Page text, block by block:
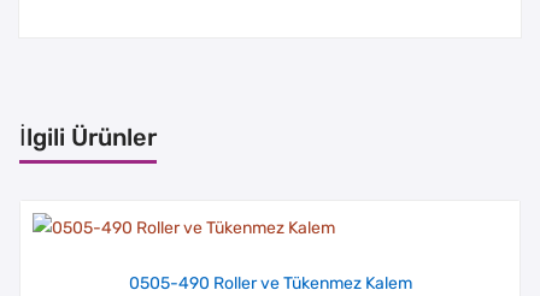
İlgili Ürünler
0505-490 Roller ve Tükenmez Kalem